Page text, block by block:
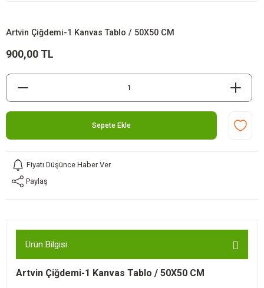
Artvin Çiğdemi-1 Kanvas Tablo / 50X50 CM
900,00 TL
Sepete Ekle
Fiyatı Düşünce Haber Ver
Paylaş
Ürün Bilgisi
Artvin Çiğdemi-1 Kanvas Tablo / 50X50 CM